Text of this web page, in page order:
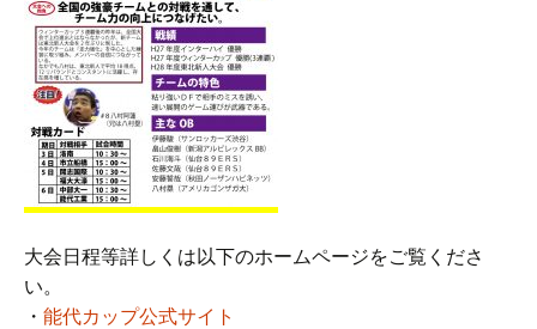
大会日程等詳しくは以下のホームページをご覧くださ
い。
・ 能代カップ公式サイト